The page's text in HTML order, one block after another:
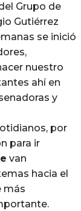
Grupo de
Gutiérrez
se inició
nuestro
ahí en
y
por
para ir
van
hacia el
más